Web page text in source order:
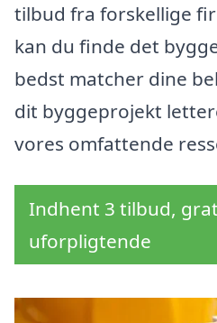
tilbud fra forskellige
kan du finde det
bedst matcher dine
dit byggeprojekt
vores omfattende
Indhent 3 tilbud,
uforpligtende